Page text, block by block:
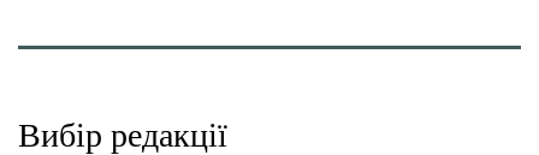
Вибір редакції